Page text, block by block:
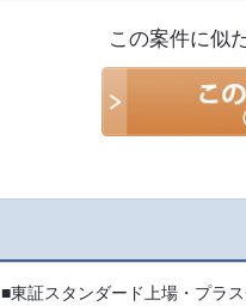
この案件に似
■東証スタンダード上場・プラ